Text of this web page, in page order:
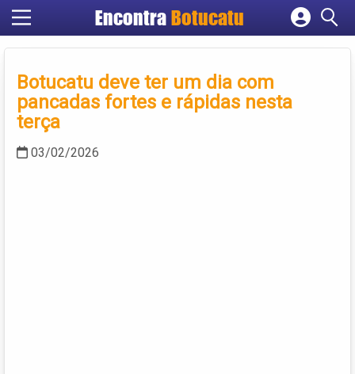
EncontraBotucatu
Cadastrar empresa
Criar conta
Botucatu deve ter um dia com
pancadas fortes e rápidas nesta
terça
03/02/2026